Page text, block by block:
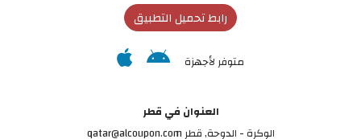
رابط تحميل التطبيق
متوفر لأجهزة
العنوان في قطر
الوكرة - الدوحة, قطر qatar@alcoupon.com